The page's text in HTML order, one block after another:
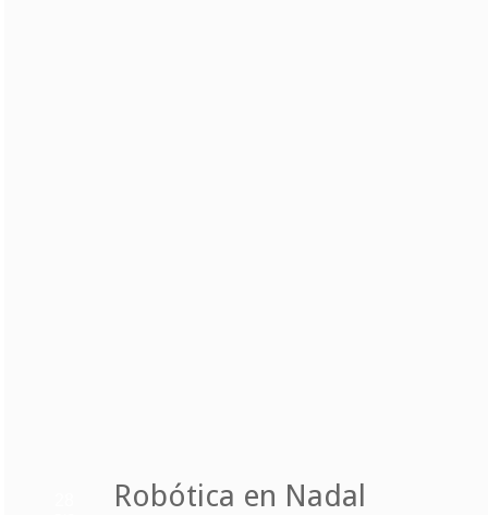
Robótica en Nadal